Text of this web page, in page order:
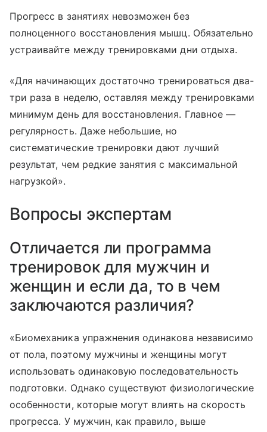
Прогресс в занятиях невозможен без
полноценного восстановления мышц. Обязательно
устраивайте между тренировками дни отдыха.
«Для начинающих достаточно тренироваться два-
три раза в неделю, оставляя между тренировками
минимум день для восстановления. Главное —
регулярность. Даже небольшие, но
систематические тренировки дают лучший
результат, чем редкие занятия с максимальной
нагрузкой».
Вопросы экспертам
Отличается ли программа
тренировок для мужчин и
женщин и если да, то в чем
заключаются различия?
«Биомеханика упражнения одинакова независимо
от пола, поэтому мужчины и женщины могут
использовать одинаковую последовательность
подготовки. Однако существуют физиологические
особенности, которые могут влиять на скорость
прогресса. У мужчин, как правило, выше